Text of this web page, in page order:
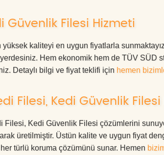
Güvenlik Filesi Hizmeti
kaliteyi en uygun fiyatlarla
Hem ekonomik hem de TÜV SÜD
Detaylı bilgi ve fiyat teklifi için hemen
Filesi, Kedi Güvenlik Filesi
Filesi, Kedi Güvenlik Filesi çözümlerini
üretilmiştir. Üstün kalite ve uygun fiyat
türlü koruma çözümünü sunar. Hemen